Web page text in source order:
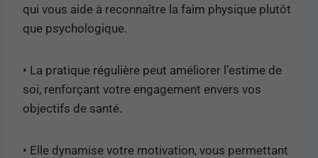
qui vous aide à reconnaître la faim physique plutôt
que psychologique.
• La pratique régulière peut améliorer l’estime de
soi, renforçant votre engagement envers vos
objectifs de santé.
• Elle dynamise votre motivation, vous permettant